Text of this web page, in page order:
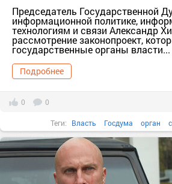
Председатель Государственной
информационной политике,
технологиям и связи Александр
рассмотрение законопроект,
государственные органы власти...
Подробнее
0 0
Теги: Власть Госдума орган